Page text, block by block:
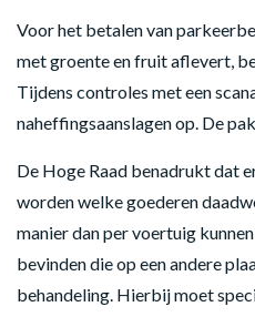
Voor het betalen van
met groente en fruit aflevert,
Tijdens controles met een
naheffingsaanslagen op. De
De Hoge Raad benadrukt dat
worden welke goederen
manier dan per voertuig
bevinden die op een andere
behandeling. Hierbij moet